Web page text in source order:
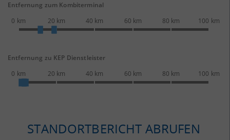
Entfernung zum Kombiterminal
0 km
20 km 40 km 60 km 80 km 100 km
Entfernung zu KEP Dienstleister
0 km
20 km 40 km 60 km 80 km 100 km
STANDORTBERICHT ABRUFEN